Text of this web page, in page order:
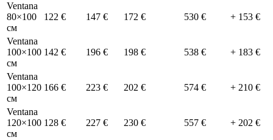
Ventana
80×100
см
122 € 147 € 172 € 530 € + 153 €
Ventana
100×100
см
142 € 196 € 198 € 538 € + 183 €
Ventana
100×120
см
166 € 223 € 202 € 574 € + 210 €
Ventana
120×100
см
128 € 227 € 230 € 557 € + 202 €